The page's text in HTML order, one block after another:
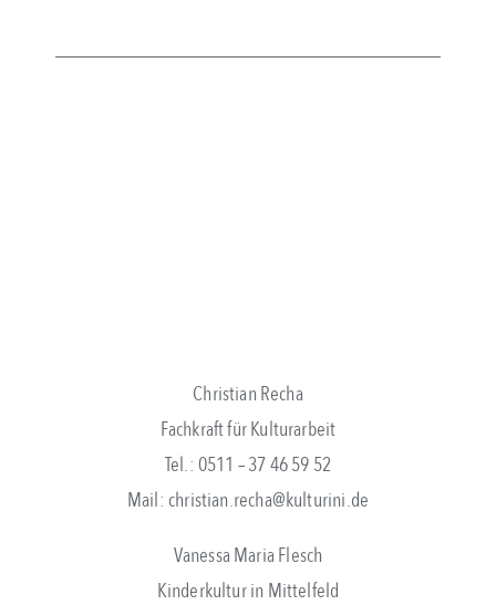
Christian Recha
Fachkraft für Kulturarbeit
Tel.: 0511 – 37 46 59 52
Mail: christian.recha@kulturini.de
Vanessa Maria Flesch
Kinderkultur in Mittelfeld